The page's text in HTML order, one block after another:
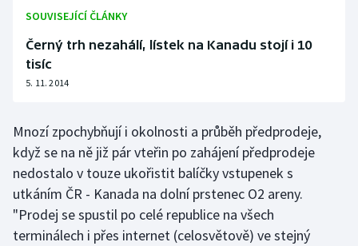
Plážový volejbal
Ragby
Rychlostní kanoistika
Short track
Sportovní střelba
SOUVISEJÍCÍ ČLÁNKY
Černý trh nezahálí, lístek na Kanadu stojí i 10
tisíc
5. 11. 2014
Mnozí zpochybňují i okolnosti a průběh předprodeje,
když se na ně již pár vteřin po zahájení předprodeje
nedostalo v touze ukořistit balíčky vstupenek s
utkáním ČR - Kanada na dolní prstenec O2 areny.
"Prodej se spustil po celé republice na všech
terminálech i přes internet (celosvětově) ve stejný